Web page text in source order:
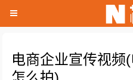
电商企业宣传视频